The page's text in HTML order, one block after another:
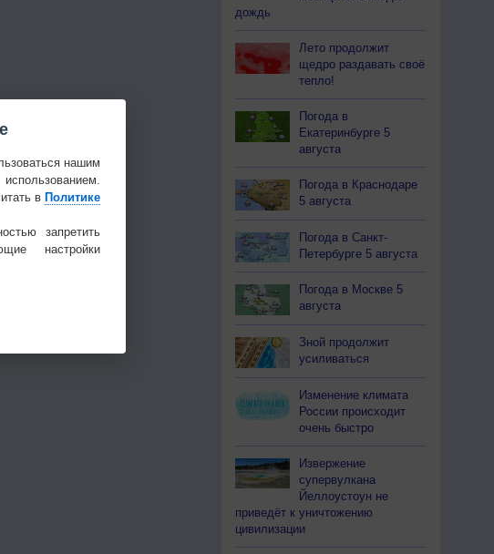
дождь
Лето продолжит
щедро раздавать своё
тепло!
Погода в
Екатеринбурге 5
августа
Погода в Краснодаре
5 августа
Погода в Санкт-
Петербурге 5 августа
Погода в Москве 5
августа
Зной продолжит
усиливаться
Изменение климата
России происходит
очень быстро
Извержение
супервулкана
Йеллоустоун не
приведёт к уничтожению
цивилизации
нашим
в Политике
запретить
настройки